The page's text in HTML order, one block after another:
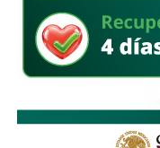
Vial, así como
facilitar la movilidad
Estas medidas
ordenado y seguro
movilidad de quienes
de peatones,